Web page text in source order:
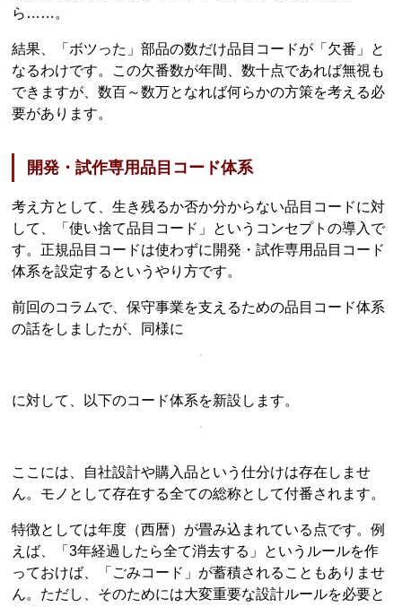
ら……。
結果、「ボツった」部品の数だけ品目コードが「欠番」と
なるわけです。この欠番数が年間、数十点であれば無視も
できますが、数百～数万となれば何らかの方策を考える必
要があります。
開発・試作専用品目コード体系
考え方として、生き残るか否か分からない品目コードに対
して、「使い捨て品目コード」というコンセプトの導入で
す。正規品目コードは使わずに開発・試作専用品目コード
体系を設定するというやり方です。
前回のコラムで、保守事業を支えるための品目コード体系
の話をしましたが、同様に
に対して、以下のコード体系を新設します。
ここには、自社設計や購入品という仕分けは存在しませ
ん。モノとして存在する全ての総称として付番されます。
特徴としては年度（西暦）が畳み込まれている点です。例
えば、「3年経過したら全て消去する」というルールを作
っておけば、「ごみコード」が蓄積されることもありませ
ん。ただし、そのためには大変重要な設計ルールを必要と